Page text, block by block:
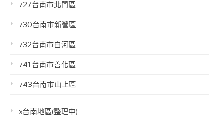
727台南市北門區
730台南市新營區
732台南市白河區
741台南市善化區
743台南市山上區
x台南地區(整理中)